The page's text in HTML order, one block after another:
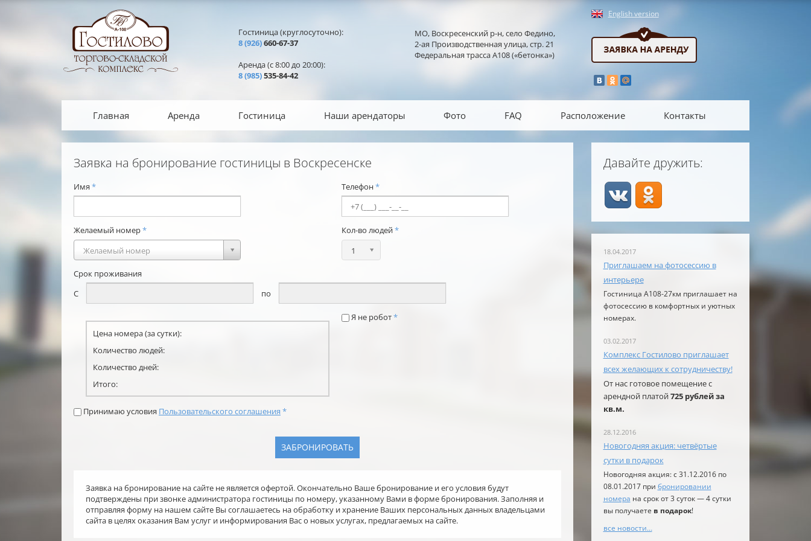
Гостиница (круглосуточно):
8 (926)660-67-37
Аренда (с 8:00 до 20:00):
8 (985)535-84-42
МО, Воскресенский р-н, село Федино,
2-ая Производственная улица, стр. 21
Федеральная трасса А108 («бетонка»)
English version
Главная Аренда Гостиница Наши арендаторы Фото FAQ Расположение Контакты
Заявка на бронирование гостиницы в Воскресенске
Имя * Телефон*
Желаемый номер*
Желаемый номер
Желаемый
номер
Кол-во людей*
1
Срок проживания
С
по
Цена номера (за сутки):
Количество людей:
Количество дней:
Итого:
Я не робот*
Принимаю условия Пользовательского соглашения *
Заявка на бронирование на сайте не является офертой. Окончательно Ваше бронирование и его условия будут
подтверждены при звонке администратора гостиницы по номеру, указанному Вами в форме бронирования. Заполняя и
отправляя форму на нашем сайте Вы соглашаетесь на обработку и хранение Ваших персональных данных владельцами
сайта в целях оказания Вам услуг и информирования Вас о новых услугах, предлагаемых на сайте.
Давайте дружить:
18.04.2017
Приглашаем на фотосессию в
интерьере
Гостиница А108-27км приглашает на
фотосессию в комфортных и уютных
номерах.
03.02.2017
Комплекс Гостилово приглашает
всех желающих к сотрудничеству!
От нас готовое помещение с
арендной платой725 рублей за
кв.м.
28.12.2016
Новогодняя акция: четвёртые
сутки в подарок
Новогодняя акция: с 31.12.2016 по
08.01.2017 при бронировании
номера на срок от 3 суток — 4 сутки
вы получаете в подарок!
все новости…